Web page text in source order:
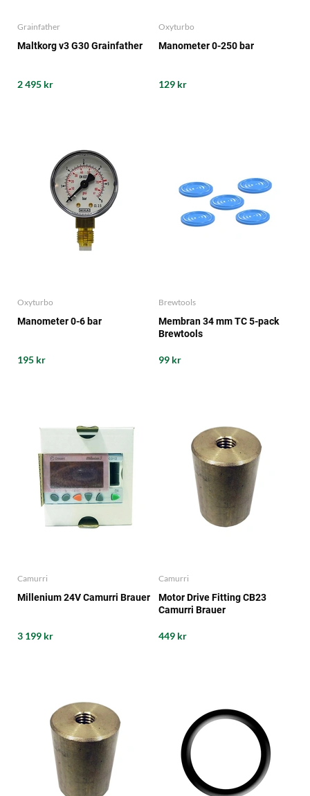
Grainfather
Maltkorg v3 G30 Grainfather
2 495 kr
Oxyturbo
Manometer 0-250 bar
129 kr
Oxyturbo
Manometer 0-6 bar
195 kr
Brewtools
Membran 34 mm TC 5-pack
Brewtools
99 kr
Camurri
Millenium 24V Camurri Brauer
3 199 kr
Camurri
Motor Drive Fitting CB23
Camurri Brauer
449 kr